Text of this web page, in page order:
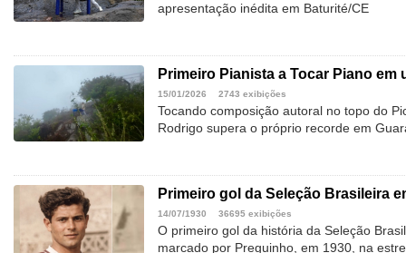
apresentação inédita em Baturité/CE
Primeiro Pianista a Tocar Piano em
15/01/2026 2743 exibições
Tocando composição autoral no topo do
Rodrigo supera o próprio recorde em
Primeiro gol da Seleção Brasileira
14/07/1930 36695 exibições
O primeiro gol da história da Seleção
marcado por Preguinho, em 1930, na